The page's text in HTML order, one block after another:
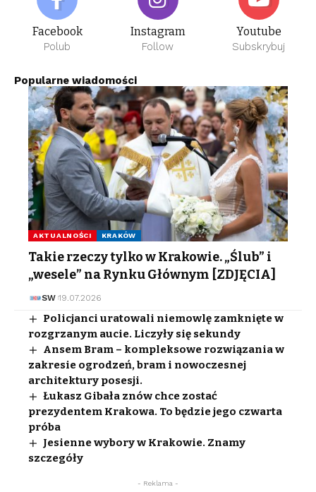
Facebook
Polub
Instagram
Follow
Youtube
Subskrybuj
Popularne wiadomości
AKTUALNOŚCI KRAKÓW
Takie rzeczy tylko w Krakowie. „Ślub” i
„wesele” na Rynku Głównym [ZDJĘCIA]
SW 19.07.2026
Policjanci uratowali niemowlę zamknięte w
rozgrzanym aucie. Liczyły się sekundy
Ansem Bram – kompleksowe rozwiązania w
zakresie ogrodzeń, bram i nowoczesnej
architektury posesji.
Łukasz Gibała znów chce zostać
prezydentem Krakowa. To będzie jego czwarta
próba
Jesienne wybory w Krakowie. Znamy
szczegóły
- Reklama -